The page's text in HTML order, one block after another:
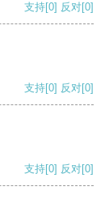
支持[0] 反对[0]
支持[0] 反对[0]
支持[0] 反对[0]